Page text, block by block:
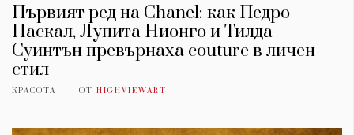
Първият ред на Chanel: как Педро
Паскал, Лупита Нионго и Тилда
Суинтън превърнаха couture в личен
стил
КРАСОТА ОТ HIGHVIEWART